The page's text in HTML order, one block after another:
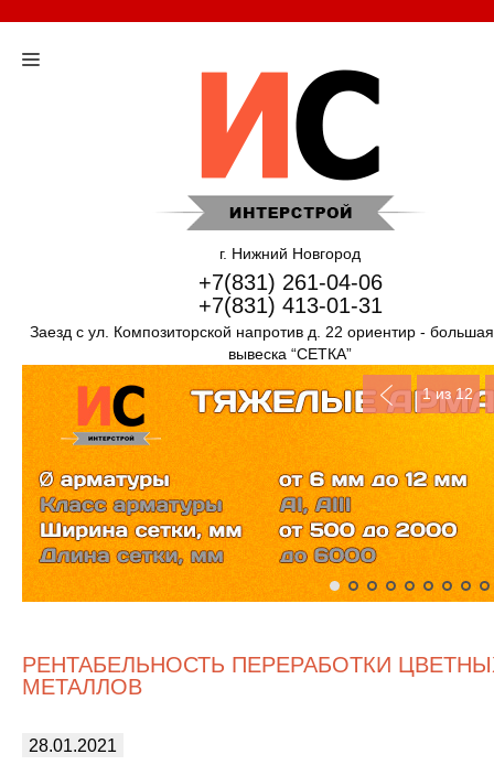
г. Нижний Новгород
+7(831) 261-04-06
+7(831) 413-01-31
Заезд с ул. Композиторской напротив д. 22 ориентир -
вывеска “СЕТКА”
1из 12
РЕНТАБЕЛЬНОСТЬ ПЕРЕРАБОТКИ
МЕТАЛЛОВ
28.01.2021